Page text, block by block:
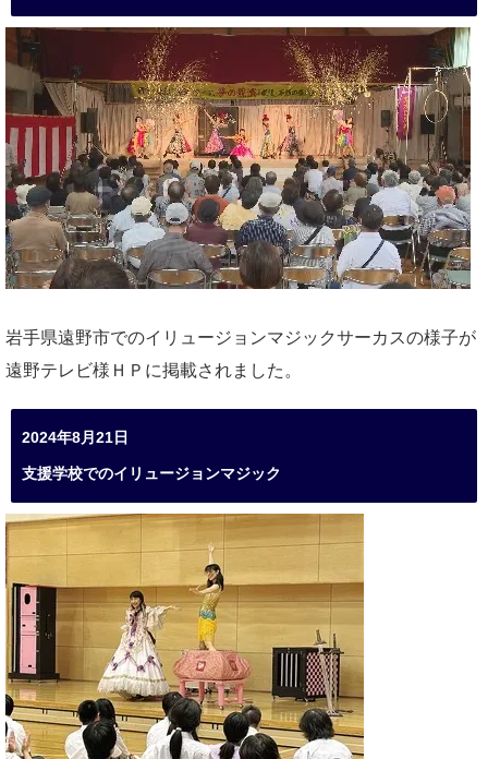
岩手県遠野市でのイリュージョンマジックサーカスの様子が
遠野テレビ様ＨＰに掲載されました。
2024年8月21日
支援学校でのイリュージョンマジック